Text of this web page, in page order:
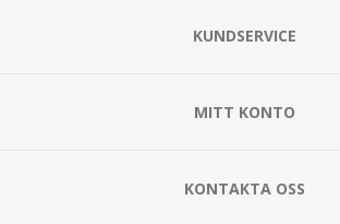
KUNDSERVICE
MITT KONTO
KONTAKTA OSS